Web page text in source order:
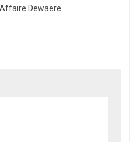
Affaire Dewaere